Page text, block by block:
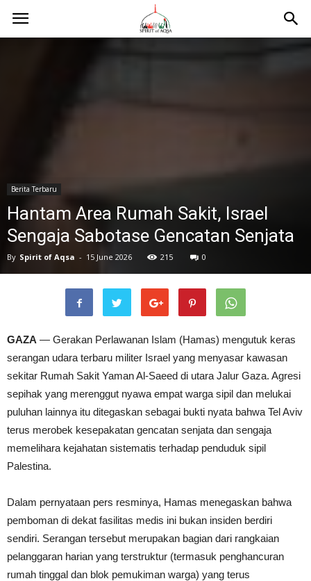
Berita Terbaru
Hantam Area Rumah Sakit, Israel
Sengaja Sabotase Gencatan Senjata
By Spirit of Aqsa - 15 June 2026 215 0
GAZA — Gerakan Perlawanan Islam (Hamas) mengutuk keras
serangan udara terbaru militer Israel yang menyasar kawasan
sekitar Rumah Sakit Yaman Al-Saeed di utara Jalur Gaza. Agresi
sepihak yang merenggut nyawa empat warga sipil dan melukai
puluhan lainnya itu ditegaskan sebagai bukti nyata bahwa Tel Aviv
terus merobek kesepakatan gencatan senjata dan sengaja
memelihara kejahatan sistematis terhadap penduduk sipil
Palestina.
Dalam pernyataan pers resminya, Hamas menegaskan bahwa
pemboman di dekat fasilitas medis ini bukan insiden berdiri
sendiri. Serangan tersebut merupakan bagian dari rangkaian
pelanggaran harian yang terstruktur (termasuk penghancuran
rumah tinggal dan blok pemukiman warga) yang terus